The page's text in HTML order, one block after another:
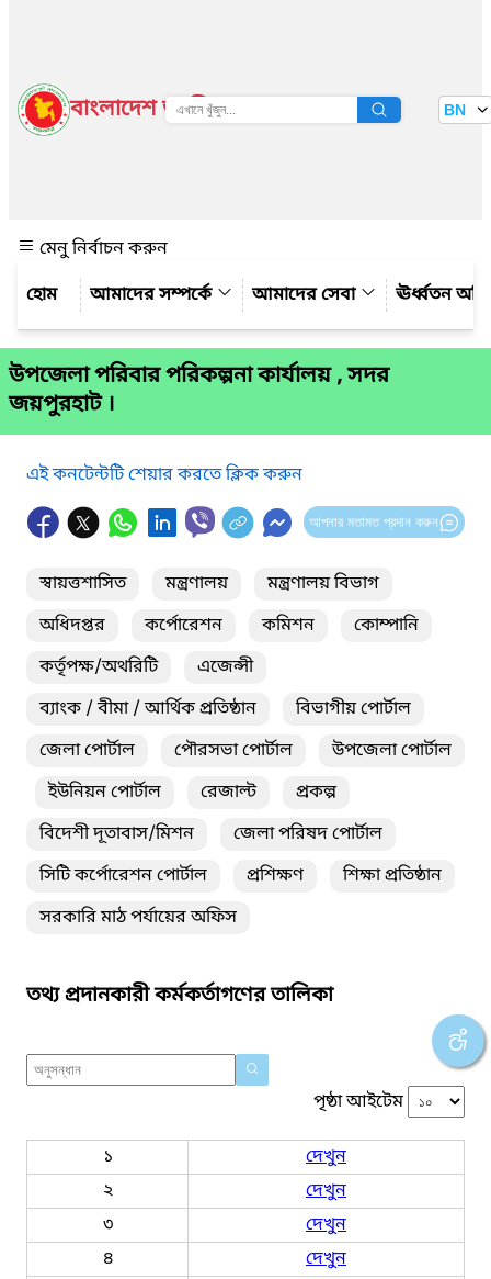
বাংলাদেশ জাতীয় তথ্য বাতায়ন BN
মেনু নির্বাচন করুন
আমাদের সম্পর্কে
আমাদের সেবা ঊর্ধ্বতন
উপজেলা পরিবার পরিকল্পনা কার্যালয় , সদর
জয়পুরহাট ।
এই কনটেন্টটি শেয়ার করতে ক্লিক করুন
আপনার মতামত প্রদান করুন
স্বায়ত্তশাসিত মন্ত্রণালয়
মন্ত্রণালয় বিভাগ
অধিদপ্তর
কর্পোরেশন কমিশন
কোম্পানি
কর্তৃপক্ষ/অথরিটি
এজেন্সী
ব্যাংক / বীমা / আর্থিক প্রতিষ্ঠান
বিভাগীয় পোর্টাল
জেলা পোর্টাল
পৌরসভা পোর্টাল
উপজেলা পোর্টাল
ইউনিয়ন পোর্টাল
রেজাল্ট
প্রকল্প
বিদেশী দূতাবাস/মিশন
জেলা পরিষদ পোর্টাল
সিটি কর্পোরেশন পোর্টাল
প্রশিক্ষণ
শিক্ষা প্রতিষ্ঠান
সরকারি মাঠ পর্যায়ের অফিস
তথ্য প্রদানকারী কর্মকর্তাগণের তালিকা
পৃষ্ঠা আইটেম
১
দেখুন
২
দেখুন
৩
দেখুন
৪
দেখুন